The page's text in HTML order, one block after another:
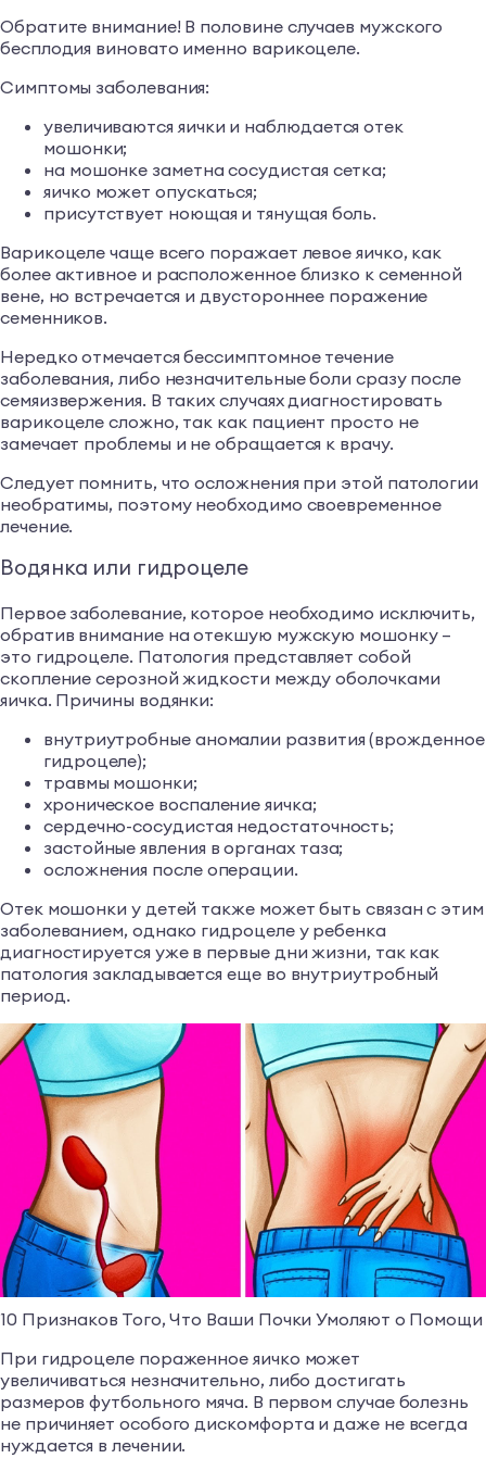
Обратите внимание! В половине случаев мужского
бесплодия виновато именно варикоцеле.
Симптомы заболевания:
увеличиваются яички и наблюдается отек
мошонки;
на мошонке заметна сосудистая сетка;
яичко может опускаться;
присутствует ноющая и тянущая боль.
Варикоцеле чаще всего поражает левое яичко, как
более активное и расположенное близко к семенной
вене, но встречается и двустороннее поражение
семенников.
Нередко отмечается бессимптомное течение
заболевания, либо незначительные боли сразу после
семяизвержения. В таких случаях диагностировать
варикоцеле сложно, так как пациент просто не
замечает проблемы и не обращается к врачу.
Следует помнить, что осложнения при этой патологии
необратимы, поэтому необходимо своевременное
лечение.
Водянка или гидроцеле
Первое заболевание, которое необходимо исключить,
обратив внимание на отекшую мужскую мошонку –
это гидроцеле. Патология представляет собой
скопление серозной жидкости между оболочками
яичка. Причины водянки:
внутриутробные аномалии развития (врожденное
гидроцеле);
травмы мошонки;
хроническое воспаление яичка;
сердечно-сосудистая недостаточность;
застойные явления в органах таза;
осложнения после операции.
Отек мошонки у детей также может быть связан с этим
заболеванием, однако гидроцеле у ребенка
диагностируется уже в первые дни жизни, так как
патология закладывается еще во внутриутробный
период.
10 Признаков Того, Что Ваши Почки Умоляют о Помощи
При гидроцеле пораженное яичко может
увеличиваться незначительно, либо достигать
размеров футбольного мяча. В первом случае болезнь
не причиняет особого дискомфорта и даже не всегда
нуждается в лечении.